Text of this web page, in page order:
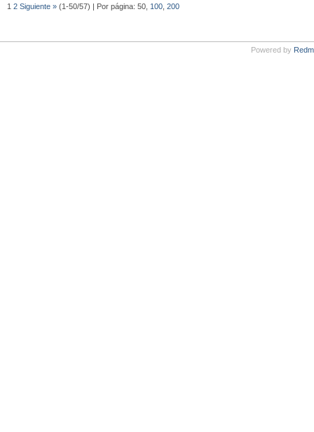
1 2 Siguiente » (1-50/57) | Por página: 50, 100 200
Powered by